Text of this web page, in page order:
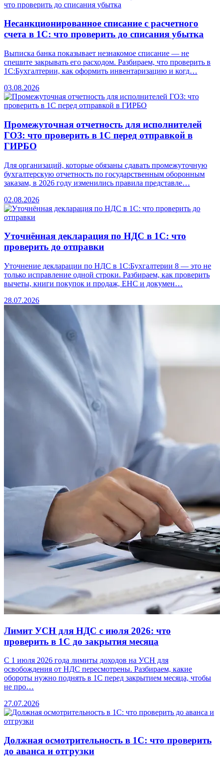
Несанкционированное списание с расчетного
счета в 1С: что проверить до списания убытка
Выписка банка показывает незнакомое списание — не
спешите закрывать его расходом. Разбираем, что проверить в
1С:Бухгалтерии, как оформить инвентаризацию и когд…
03.08.2026
Промежуточная отчетность для исполнителей
ГОЗ: что проверить в 1С перед отправкой в
ГИРБО
Для организаций, которые обязаны сдавать промежуточную
бухгалтерскую отчетность по государственным оборонным
заказам, в 2026 году изменились правила представле…
02.08.2026
Уточнённая декларация по НДС в 1С: что
проверить до отправки
Уточнение декларации по НДС в 1С:Бухгалтерии 8 — это не
только исправление одной строки. Разбираем, как проверить
вычеты, книги покупок и продаж, ЕНС и докумен…
28.07.2026
Лимит УСН для НДС с июля 2026: что
проверить в 1С до закрытия месяца
С 1 июля 2026 года лимиты доходов на УСН для
освобождения от НДС пересмотрены. Разбираем, какие
обороты нужно поднять в 1С перед закрытием месяца, чтобы
не про…
27.07.2026
Должная осмотрительность в 1С: что проверить
до аванса и отгрузки